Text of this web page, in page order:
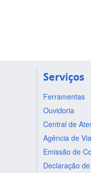
Serviços
Ferramentas
Ouvidoria
Central de
Agência de
Emissão de
Declaração